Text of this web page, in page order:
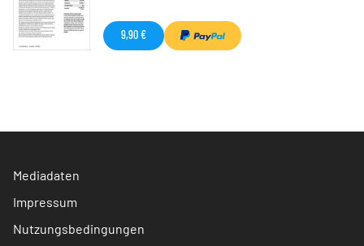
9,90 €
Mediadaten
Impressum
Nutzungsbedingungen